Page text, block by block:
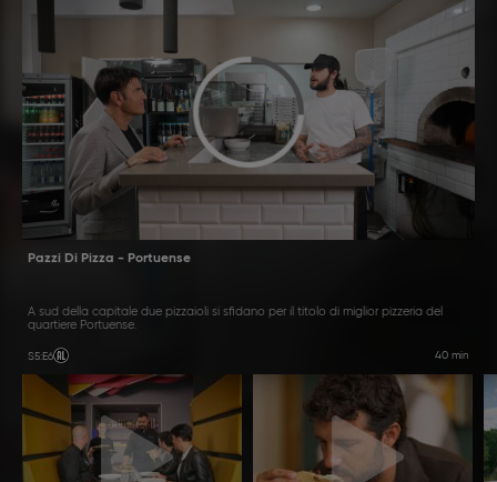
Pazzi Di Pizza - Portuense
A sud della capitale due pizzaioli si sfidano per il titolo di miglior pizzeria del
quartiere Portuense.
S5:E6 40 min